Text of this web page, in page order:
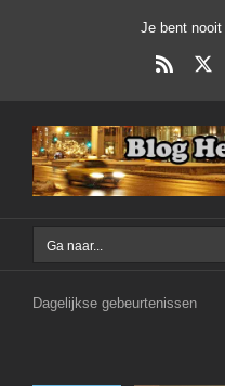
Je bent nooit
Rss
Ga naar...
Dagelijkse gebeurtenissen